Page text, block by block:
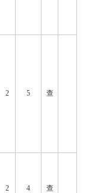
2 5 查
2 4 查